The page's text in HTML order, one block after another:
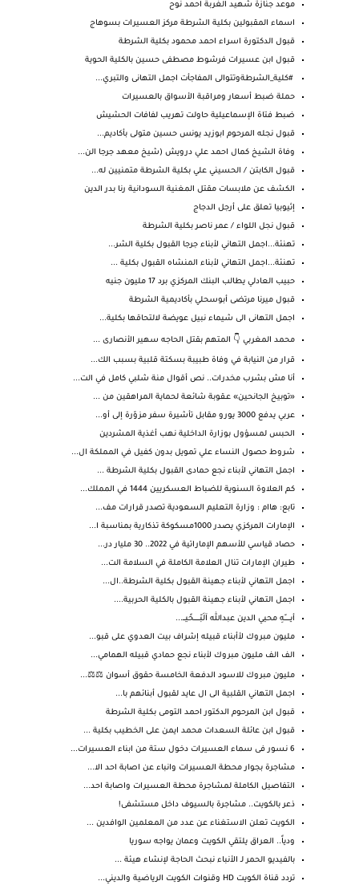
موعد جنازة شهيد الغربة احمد نوح
اسماء المقبولين بكلية الشرطة مركز العسيرات بسوهاج
قبول الدكتورة اسراء احمد محمود بكلية الشرطة
قبول ابن عسيرات فرشوط مصطفى حسين بالكلية الحوية
#كلية_الشرطةوتتوالى المفاجأت اجمل التهانى والتبري...
حملة ضبط أسعار ومراقبة الأسواق بالعسيرات
ضبط فتاة الإسماعيلية حاولت تهريب لفافات الحشيش
قبول نجله المرحوم ابوزيد يونس حسين متولى بأكاديم...
وفاة الشيخ كمال احمد علي درويش (شيخ معهد جرجا الن...
قبول الكابتن / الحسيني علي بكلية الشرطة متمنيين له...
الكشف عن ملابسات مقتل المغنية السودانية رنا بدر الدين
إثيوبيا تعلق على أرجل الدجاج
قبول نجل اللواء / عمر ناصر بكلية الشرطة
تهنئة...اجمل التهاني لأبناء جرجا القبول بكلية الشر...
تهنئة...اجمل التهاني لأبناء المنشاه القبول بكلية ...
حبيب العادلي يطالب البنك المركزي برد 17 مليون جنيه
قبول ميرنا مرتضى أبوسحلي بأكاديمية الشرطة
اجمل التهانى الى شيماء نبيل عويضة لالتحاقها بكلية...
محمد المغربي 👇 المتهم بقتل الحاجه سهير الأنصارى ...
قرار من النيابة في وفاة طبيبة بسكتة قلبية بسبب الك...
أنا مش بشرب مخدرات.. نص أقوال منة شلبي كامل في الت...
«توبيخ الجانحين» عـقوبة شائعة لحماية المراهقين من ...
عربي يدفع 3000 يورو مقابل تأشيرة سفر مزوّرة إلى أو...
الحبس لمسؤول بوزارة الداخلية نهب أغذية المشردين
شروط حصول النساء علي تمويل بدون كفيل في المملكة ال...
اجمل التهاني لأبناء نجع حمادى القبول بكلية الشرطة ...
كم العلاوة السنوية للضباط العسكريين 1444 في المملك...
تابع: هاام : وزارة التعليم السعودية تصدر قرارات مف...
الإمارات المركزي يصدر 1000مسكوكة تذكارية بمناسبة ا...
حصاد قياسي للأسهم الإماراتية في 2022.. 30 مليار در...
طيران الإمارات تنال العلامة الكاملة في السلامة الت...
اجمل التهاني لأبناء جهينة القبول بكلية الشرطة..ال...
اجمل التهاني لأبناء جهينة القبول بالكلية الحربية....
أيـــــــّهِ محيي الدين عبدالله آلَبّـــــــحًيـــ...
مليون مبروك لأأبناء قبيله إشراف بيت العدوي على قبو...
الف الف مليون مبروك لأبناء نجع حمادي قبيله الهمامي...
مليون مبروك للاسود الدفعة الخامسة حقوق أسوان ⚖️⚖️...
اجمل التهاني القلبية الى ال عايد لقبول أبنائهم با...
قبول ابن المرحوم الدكتور احمد التومى بكلية الشرطة
قبول ابن عائلة السعدات محمد ايمن على الخطيب بكلية ...
6 نسور فى سماء العسيرات دخول ستة من ابناء العسيرات...
مشاجرة بجوار محطة العسيرات وانباء عن اصابة احد الا...
التفاصيل الكاملة لمشاجرة محطة العسيرات واصابة احد...
ذعر بالكويت.. مشاجرة بالسيوف داخل مستشفى!
الكويت تعلن الاستغناء عن عدد من المعلمين الوافدين ...
ودياً.. العراق يلتقي الكويت وعمان يواجه سوريا
بالفيديو الحمر لـ الأنباء نبحث الحاجة لإنشاء هيئة ...
تردد قناة الكويت HD وقنوات الكويت الرياضية والديني...